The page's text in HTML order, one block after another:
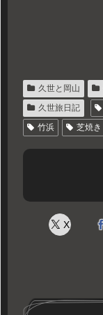
久世と岡山
久世旅日記
竹浜
芝焼き
X